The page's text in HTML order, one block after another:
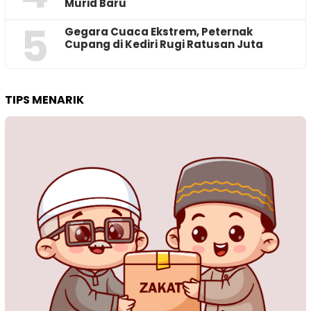
Murid Baru
5
‎Gegara Cuaca Ekstrem, Peternak
Cupang di Kediri Rugi Ratusan Juta
TIPS MENARIK